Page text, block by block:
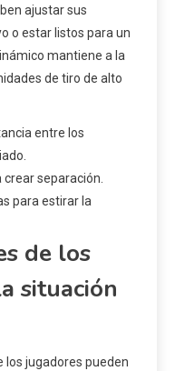
ajustar sus
o estar listos para un
mantiene a la
de tiro de alto
entre los
crear separación.
para estirar la
de los
situación
los jugadores pueden